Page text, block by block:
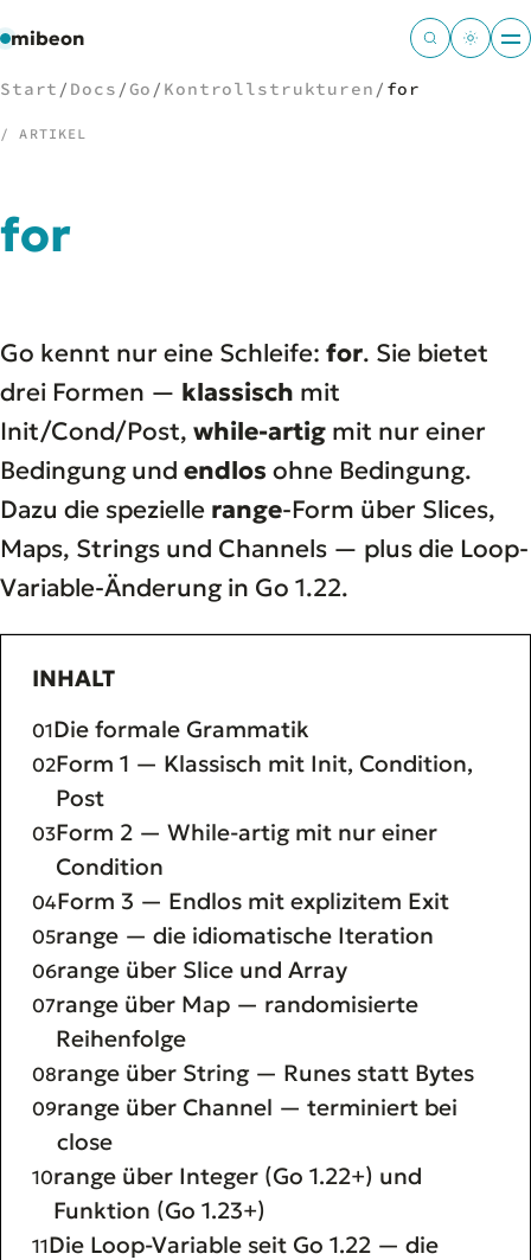
mibeon
04Leistungen
05Docs
06Tools
Welten
Start / Docs /Go / Kontrollstrukturen / for
/ ARTIKEL
for
Go kennt nur eine Schleife: for. Sie bietet
drei Formen — klassisch mit
Init/Cond/Post, while-artig mit nur einer
Bedingung und endlos ohne Bedingung.
Dazu die spezielle range-Form über Slices,
Maps, Strings und Channels — plus die Loop-
Variable-Änderung in Go 1.22.
INHALT
Die formale Grammatik
Form 1 — Klassisch mit Init, Condition,
Post
Form 2 — While-artig mit nur einer
Condition
Form 3 — Endlos mit explizitem Exit
range — die idiomatische Iteration
range über Slice und Array
range über Map — randomisierte
Reihenfolge
range über String — Runes statt Bytes
range über Channel — terminiert bei
close
range über Integer (Go 1.22+) und
Funktion (Go 1.23+)
Die Loop-Variable seit Go 1.22 — die